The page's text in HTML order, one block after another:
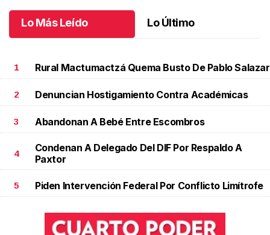
Lo Más Leído Lo Último
1 Rural Mactumactzá Quema Busto De Pablo Salazar
2 Denuncian Hostigamiento Contra Académicas
3 Abandonan A Bebé Entre Escombros
4
Condenan A Delegado Del DIF Por Respaldo A
Paxtor
5 Piden Intervención Federal Por Conflicto Limítrofe